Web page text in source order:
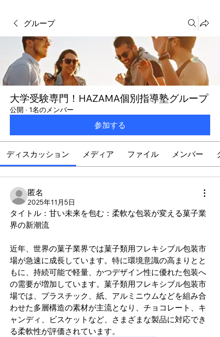
グループ
大学受験専門！HAZAMA個別指導塾グループ
公開 · 1名のメンバー
参加する
ディスカッション メディア ファイル メンバー
匿名
2025年11月5日
タイトル：甘い未来を包む：柔軟な包装が変える菓子業
界の新潮流
近年、世界の菓子業界では菓子類用フレキシブル包装市
場が急速に成長しています。特に環境意識の高まりとと
もに、持続可能で軽量、かつデザイン性に優れた包装へ
の需要が増加しています。菓子類用フレキシブル包装市
場では、プラスチック、紙、アルミニウムなどを組み合
わせた多層構造の素材が主流となり、チョコレート、キ
ャンディ、ビスケットなど、さまざまな製品に対応でき
る柔軟性が評価されています。